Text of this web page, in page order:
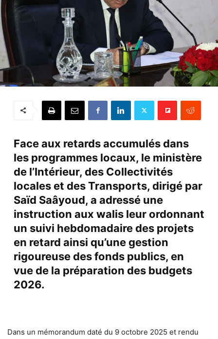
Face aux retards accumulés dans
les programmes locaux, le ministère
de l’Intérieur, des Collectivités
locales et des Transports, dirigé par
Saïd Saâyoud, a adressé une
instruction aux walis leur ordonnant
un suivi hebdomadaire des projets
en retard ainsi qu’une gestion
rigoureuse des fonds publics, en
vue de la préparation des budgets
2026.
Dans un mémorandum daté du 9 octobre 2025 et rendu